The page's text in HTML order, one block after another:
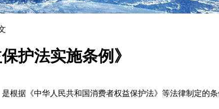
护法实施条例》
根据《中华人民共和国消费者权益保护法》等法律制定的